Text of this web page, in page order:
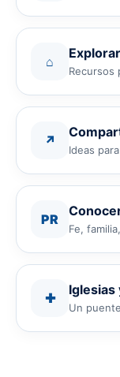
⌂
Recursos
↗
Ideas
PR
Fe,
✚
Un